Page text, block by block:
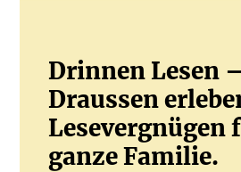
Drinnen Lesen –
Draussen
Lesevergnügen
ganze Familie.